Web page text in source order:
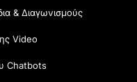
& Διαγωνισμούς
Video
Chatbots